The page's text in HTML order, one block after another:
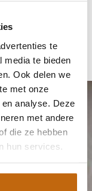
te
media te bieden
Ook delen we
met onze
analyse. Deze
met andere
die ze hebben
hun services.